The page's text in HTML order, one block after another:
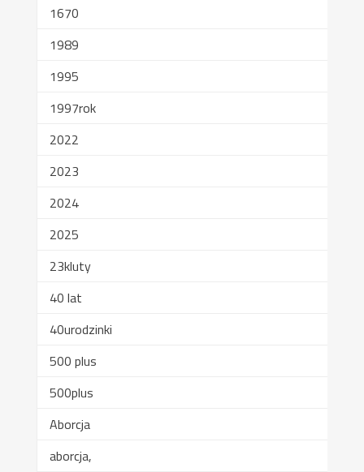
1670
1989
1995
1997rok
2022
2023
2024
2025
23kluty
40 lat
40urodzinki
500 plus
500plus
Aborcja
aborcja,